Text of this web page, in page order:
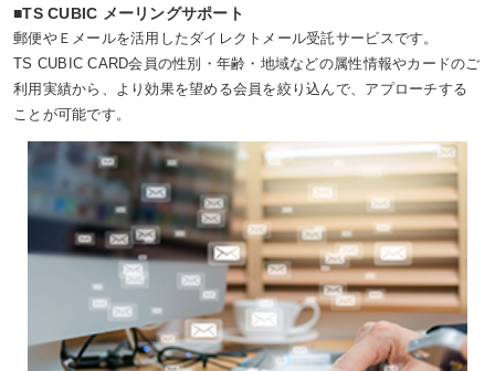
■TS CUBIC メーリングサポート
郵便やＥメールを活用したダイレクトメール受託サービスです。
TS CUBIC CARD会員の性別・年齢・地域などの属性情報やカードのご
利用実績から、より効果を望める会員を絞り込んで、アプローチする
ことが可能です。